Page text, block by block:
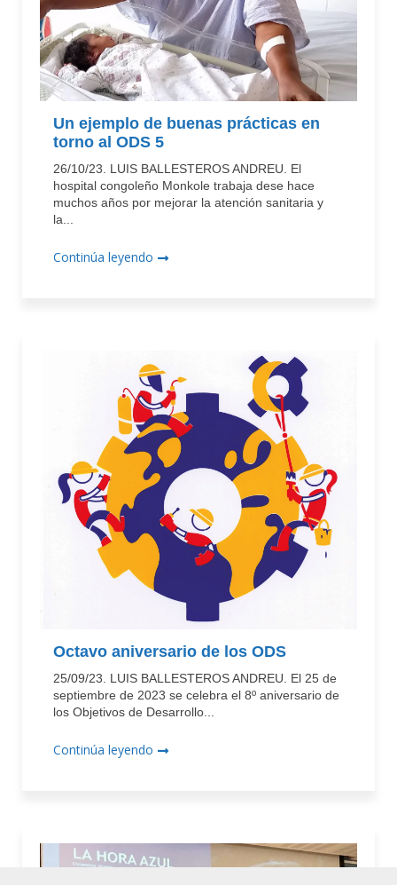
Un ejemplo de buenas prácticas en
torno al ODS 5
26/10/23. LUIS BALLESTEROS ANDREU. El
hospital congoleño Monkole trabaja dese hace
muchos años por mejorar la atención sanitaria y
la...
Continúa leyendo
Octavo aniversario de los ODS
25/09/23. LUIS BALLESTEROS ANDREU. El 25 de
septiembre de 2023 se celebra el 8º aniversario de
los Objetivos de Desarrollo...
Continúa leyendo